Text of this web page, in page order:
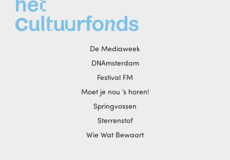
De Mediaweek
DNAmsterdam
Festival FM
Moet je nou ‘s horen!
Springvossen
Sterrenstof
Wie Wat Bewaart